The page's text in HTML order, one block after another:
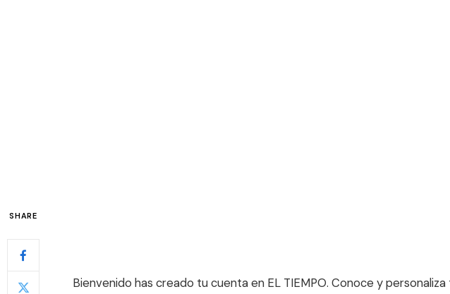
SHARE
Bienvenido has creado tu cuenta en EL TIEMPO. Conoce y personaliza